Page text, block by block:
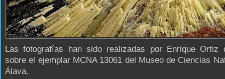
Las fotografías han sido realizadas por Enrique Ortiz
sobre el ejemplar MCNA 13061 del Museo de Ciencias
Álava.